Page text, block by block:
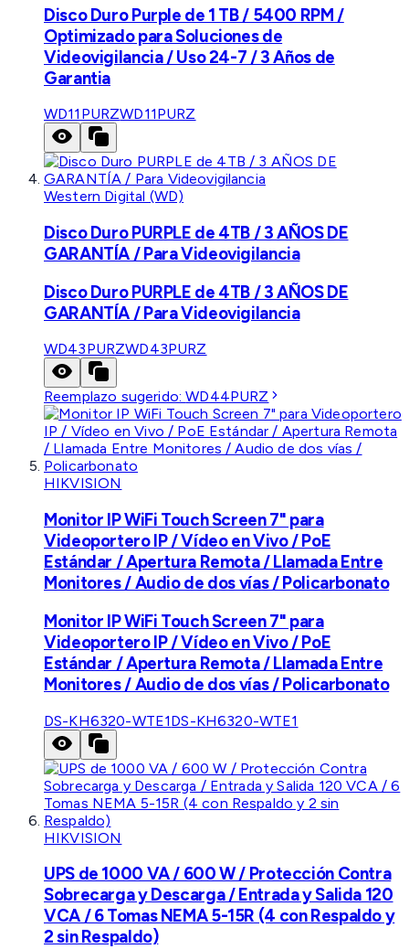
Disco Duro Purple de 1 TB / 5400 RPM /
Optimizado para Soluciones de
Videovigilancia / Uso 24-7 / 3 Años de
Garantia
WD11PURZWD11PURZ
Western Digital (WD)
Disco Duro PURPLE de 4TB / 3 AÑOS DE
GARANTÍA / Para Videovigilancia
Disco Duro PURPLE de 4TB / 3 AÑOS DE
GARANTÍA / Para Videovigilancia
WD43PURZWD43PURZ
Reemplazo sugerido:WD44PURZ
HIKVISION
Monitor IP WiFi Touch Screen 7" para
Videoportero IP / Vídeo en Vivo / PoE
Estándar / Apertura Remota / Llamada Entre
Monitores / Audio de dos vías / Policarbonato
Monitor IP WiFi Touch Screen 7" para
Videoportero IP / Vídeo en Vivo / PoE
Estándar / Apertura Remota / Llamada Entre
Monitores / Audio de dos vías / Policarbonato
DS-KH6320-WTE1DS-KH6320-WTE1
HIKVISION
UPS de 1000 VA / 600 W / Protección Contra
Sobrecarga y Descarga / Entrada y Salida 120
VCA / 6 Tomas NEMA 5-15R (4 con Respaldo y
2 sin Respaldo)